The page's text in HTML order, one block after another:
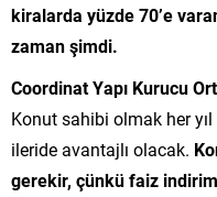
kiralarda yüzde 70’e
zaman şimdi.
Coordinat Yapı Kurucu
Konut sahibi olmak her
ileride avantajlı olacak.
gerekir, çünkü faiz